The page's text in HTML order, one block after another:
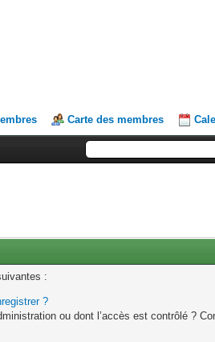
Carte des membres
:
?
ou dont l’accès est contrôlé ?